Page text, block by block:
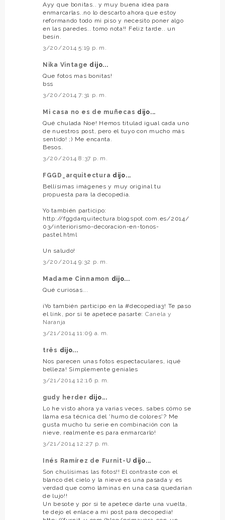
Ayy que bonitas.. y muy buena idea para
enmarcarlas..no lo descarto ahora que estoy
reformando todo mi piso y necesito poner algo
en las paredes.. tomo nota!! Feliz tarde.. un
besín.
3/20/2014 5:19 p. m.
Nika Vintage dijo...
Que fotos mas bonitas!
bss
3/20/2014 7:31 p. m.
Mi casa no es de muñecas dijo...
Qué chulada Noe! Hemos titulad igual cada uno
de nuestros post, pero el tuyo con mucho más
sentido! ;) Me encanta.
Besos.
3/20/2014 8:37 p. m.
FGGD_arquitectura dijo...
Bellísimas imágenes y muy original tu
propuesta para la decopedia.
Yo también participo:
http://fggdarquitectura.blogspot.com.es/2014/
03/interiorismo-decoracion-en-tonos-
pastel.html
Un saludo!
3/20/2014 9:32 p. m.
Madame Cinnamon dijo...
Qué curiosas...
¡Yo también participo en la #decopedia3! Te paso
el link, por si te apetece pasarte: Canela y
Naranja
3/21/2014 11:09 a. m.
três dijo...
Nos parecen unas fotos espectaculares, ¡qué
belleza! Simplemente geniales
3/21/2014 12:16 p. m.
gudy herder dijo...
Lo he visto ahora ya varias veces, sabes cómo se
llama esa técnica del 'humo de colores'? Me
gusta mucho tu serie en combinación con la
nieve, realmente es para enmarcarlo!
3/21/2014 12:27 p. m.
Inés Ramírez de Furnit-U dijo...
Son chulísimas las fotos!! El contraste con el
blanco del cielo y la nieve es una pasada y es
verdad que como láminas en una casa quedarían
de lujo!!
Un besote y por si te apetece darte una vuelta,
te dejo el enlace a mi post para decopedia!